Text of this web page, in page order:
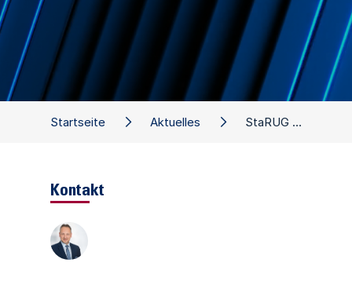
Kontakt
Startseite Aktuelles StaRUG und seine Bedeutung für Interim-Manager